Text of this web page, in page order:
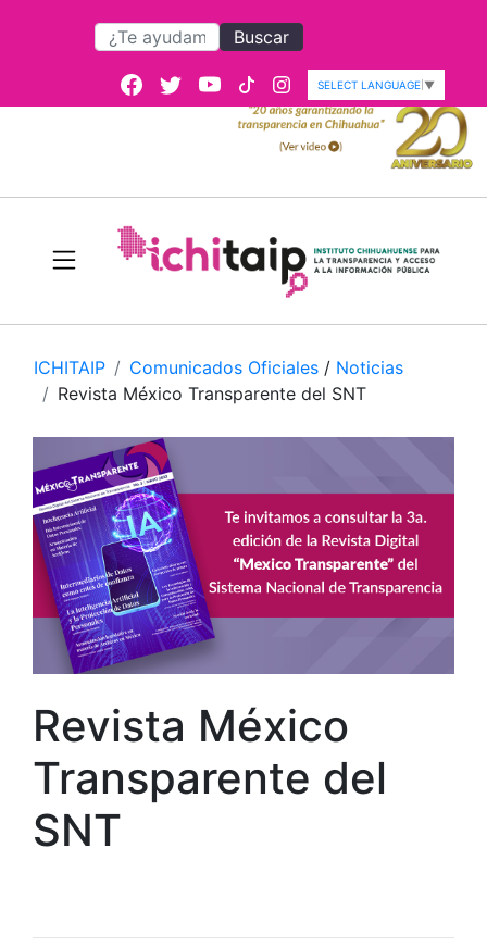
Buscar
SELECT LANGUAGE ▼
ICHITAIP Comunicados Oficiales / Noticias
Revista México Transparente del SNT
Revista México
Transparente del
SNT